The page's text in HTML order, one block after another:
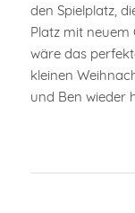
den Spielplatz,
Platz mit neuem
wäre das
kleinen
und Ben wieder